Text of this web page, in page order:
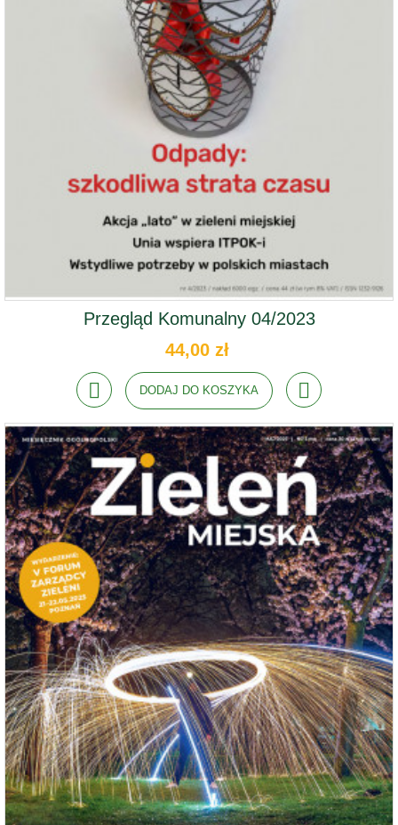
Przegląd Komunalny 04/2023
44,00 zł
DODAJ DO KOSZYKA